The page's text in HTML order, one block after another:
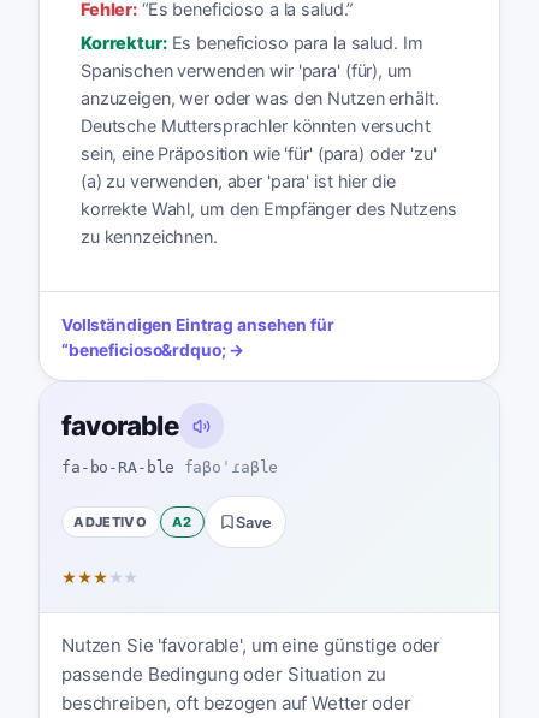
Fehler: “Es beneficioso a la salud.”
Korrektur: Es beneficioso para la salud. Im
Spanischen verwenden wir 'para' (für), um
anzuzeigen, wer oder was den Nutzen erhält.
Deutsche Muttersprachler könnten versucht
sein, eine Präposition wie 'für' (para) oder 'zu'
(a) zu verwenden, aber 'para' ist hier die
korrekte Wahl, um den Empfänger des Nutzens
zu kennzeichnen.
Vollständigen Eintrag ansehen für
“beneficioso&rdquo; →
favorable
fa-bo-RA-ble faβoˈɾaβle
ADJETIVO A2 Save
★★★ ★ ★
Nutzen Sie 'favorable', um eine günstige oder
passende Bedingung oder Situation zu
beschreiben, oft bezogen auf Wetter oder